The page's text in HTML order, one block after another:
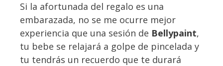
Si la afortunada del regalo es una
embarazada, no se me ocurre mejor
experiencia que una sesión de Bellypaint,
tu bebe se relajará a golpe de pincelada y
tu tendrás un recuerdo que te durará